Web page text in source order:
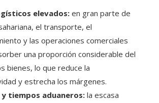
elevados:en gran parte de
el transporte, el
y las operaciones comerciales
una proporción considerable del
bienes, lo que reduce la
y estrecha los márgenes.
tiempos aduaneros:la escasa